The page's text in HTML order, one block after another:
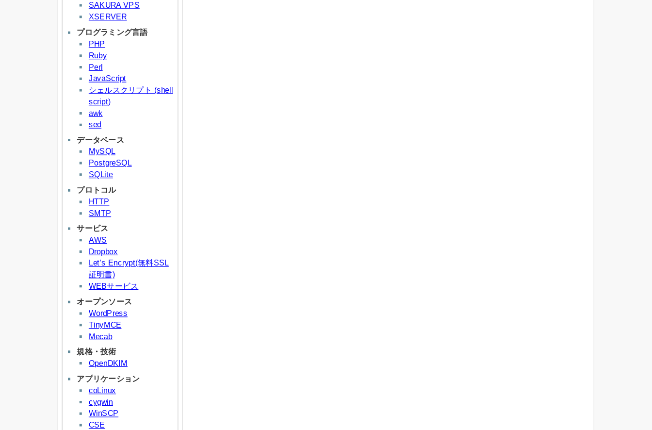
SAKURA VPS
XSERVER
プログラミング言語
PHP
Ruby
Perl
JavaScript
シェルスクリプト (shell
script)
awk
sed
データベース
MySQL
PostgreSQL
SQLite
プロトコル
HTTP
SMTP
サービス
AWS
Dropbox
Let’s Encrypt(無料SSL
証明書)
WEBサービス
オープンソース
WordPress
TinyMCE
Mecab
規格・技術
OpenDKIM
アプリケーション
coLinux
cygwin
WinSCP
CSE